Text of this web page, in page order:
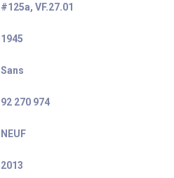
#125a, VF.27.01
1945
Sans
92 270 974
NEUF
2013